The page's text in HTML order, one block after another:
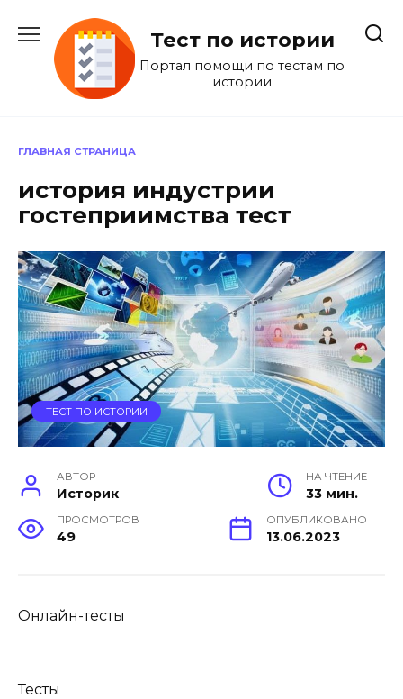
содержанию
Тест по истории
Портал помощи по тестам по
истории
ГЛАВНАЯ СТРАНИЦА
история индустрии
гостеприимства тест
ТЕСТ ПО ИСТОРИИ
АВТОР
Историк
НА ЧТЕНИЕ
33 мин.
ПРОСМОТРОВ
49
ОПУБЛИКОВАНО
13.06.2023
Онлайн-тесты
Тесты